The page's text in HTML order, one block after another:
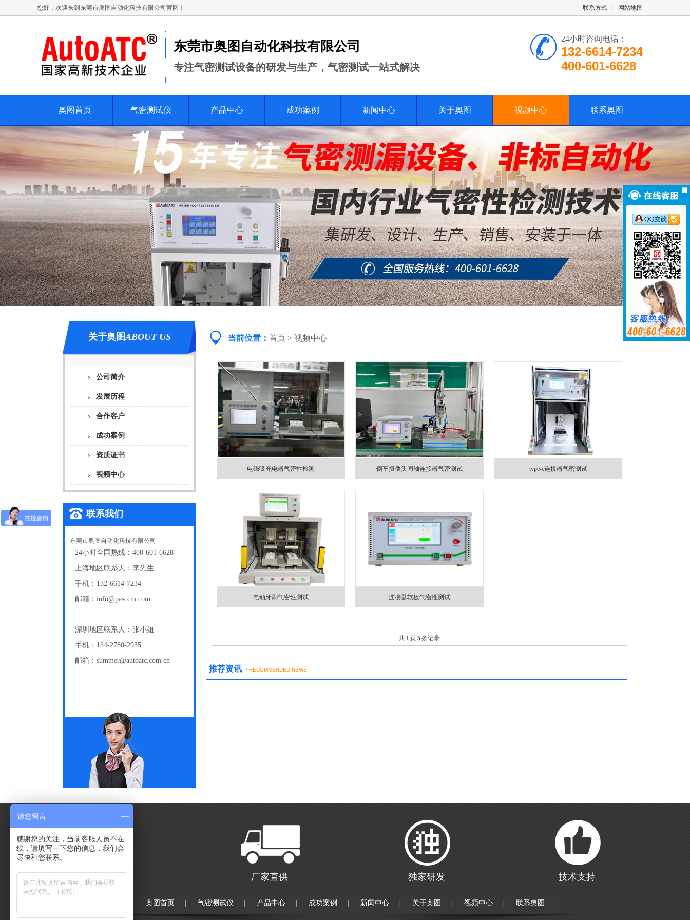
您好，欢迎来到东莞市奥图自动化科技有限公司官网！ 联系方式 网站地图
东莞市奥图自动化科技有限公司
专注气密测试设备的研发与生产，气密测试一站式解决
24小时咨询电话：
132-6614-7234
400-601-6628
奥图首页 气密测试仪 产品中心 成功案例 新闻中心 关于奥图 视频中心 联系奥图
关于奥图ABOUT US
公司简介
发展历程
合作客户
成功案例
资质证书
视频中心
联系我们
东莞市奥图自动化科技有限公司
24小时全国热线：400-601-6628
上海地区联系人：李先生
手机：132-6614-7234
邮箱：info@pasccm.com
深圳地区联系人：张小姐
手机：134-2780-2935
邮箱：summer@autoatc.com.cn
当前位置： 首页 > 视频中心
电磁吸充电器气密性检测 倒车摄像头同轴连接器气密测试 type-c连接器气密测试
电动牙刷气密性测试 连接器软板气密性测试
共 1页5条记录
推荐资讯 / RECOMMENDED NEWS
中国品质 厂家直供 独家研发 技术支持
奥图首页 气密测试仪 产品中心 成功案例 新闻中心 关于奥图 视频中心 联系奥图
请您留言
感谢您的关注，当前客服人员不在
线，请填写一下您的信息，我们会
尽快和您联系。